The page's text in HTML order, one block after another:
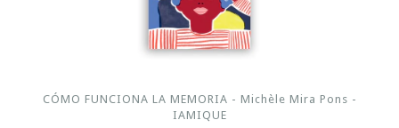
CÓMO FUNCIONA LA MEMORIA - Michèle Mira Pons -
IAMIQUE